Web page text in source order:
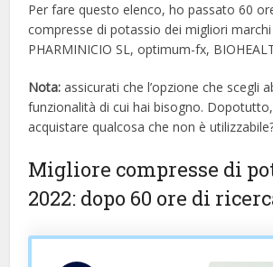
Per fare questo elenco, ho passato 60
compresse di potassio dei migliori
PHARMINICIO SL, optimum-fx,
Nota: assicurati che l’opzione che scegli
funzionalità di cui hai bisogno.
acquistare qualcosa che non è
Migliore compresse di
2022: dopo 60 ore di